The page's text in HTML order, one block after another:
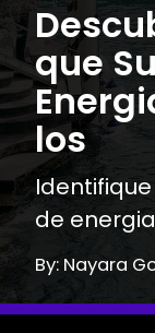
que
los
de
By: Nayara